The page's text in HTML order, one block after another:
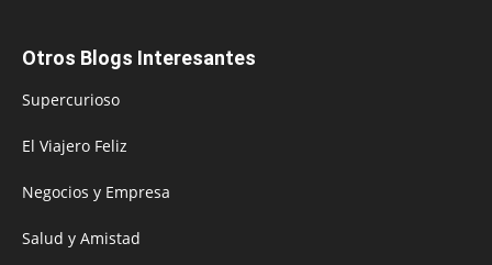
Otros Blogs Interesantes
Supercurioso
El Viajero Feliz
Negocios y Empresa
Salud y Amistad